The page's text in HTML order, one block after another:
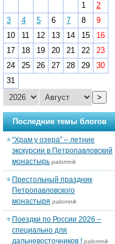
1
2
3
4 5 6 7 8
9
10
11 12 13 14 15
16
17
18 19 20 21 22
23
24
25 26 27 28 29
30
31
>
Последние темы блогов
“Храм у озера” – летние
экскурсии в Петропавловский
монастырь palomnik
Престольный праздник
Петропавловского
монастыря palomnik
Поездки по России 2026 –
специально для
дальневосточников ! palomnik